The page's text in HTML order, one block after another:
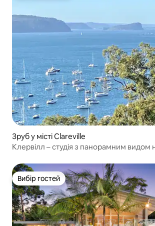
Зруб у місті Clareville
Клервілл – студія з панорамним видом
Вибір гостей
Вибір гостей